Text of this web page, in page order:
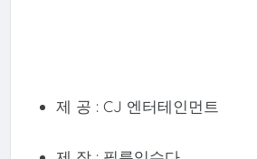
제 공 : CJ 엔터테인먼트